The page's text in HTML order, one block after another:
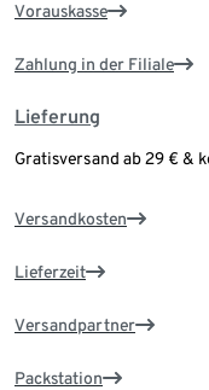
Vorauskasse
Zahlung in der Filiale
Lieferung
Gratisversand ab 29 € &
Versandkosten
Lieferzeit
Versandpartner
Packstation